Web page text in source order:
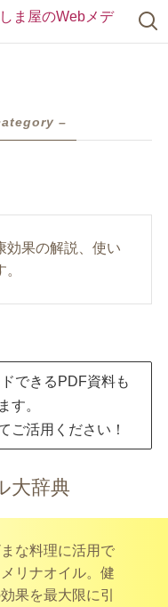
–
効果の解説、使い
できるPDF資料も
す。
ご活用ください！
大辞典
な料理に活用で
リナオイル。健
果を最大限に引